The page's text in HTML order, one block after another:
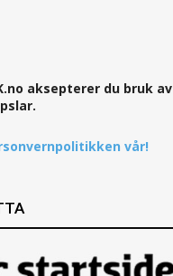
aksepterer du bruk av
vår!